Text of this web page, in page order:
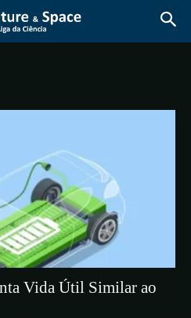
Vida Útil Similar ao